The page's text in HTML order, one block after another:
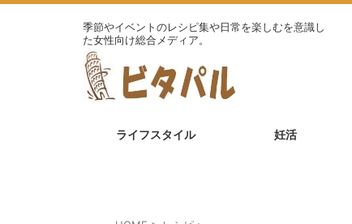
季節やイベントのレシピ集や日常を楽しむを意識し
た女性向け総合メディア。
ライフスタイル 妊活